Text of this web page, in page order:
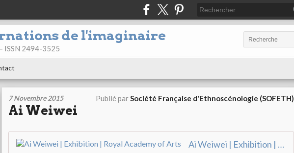
de l'imaginaire
ISSN 2494-3525
7 Novembre 2015 Publié parSociété Française d'Ethnoscénologie (SOFETH)
Ai Weiwei
Ai Weiwei | Exhibition | Royal Academy of Arts